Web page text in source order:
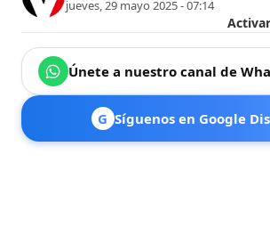
jueves, 29 mayo 2025 - 07:14
Únete a nuestro canal de
G Síguenos en Google